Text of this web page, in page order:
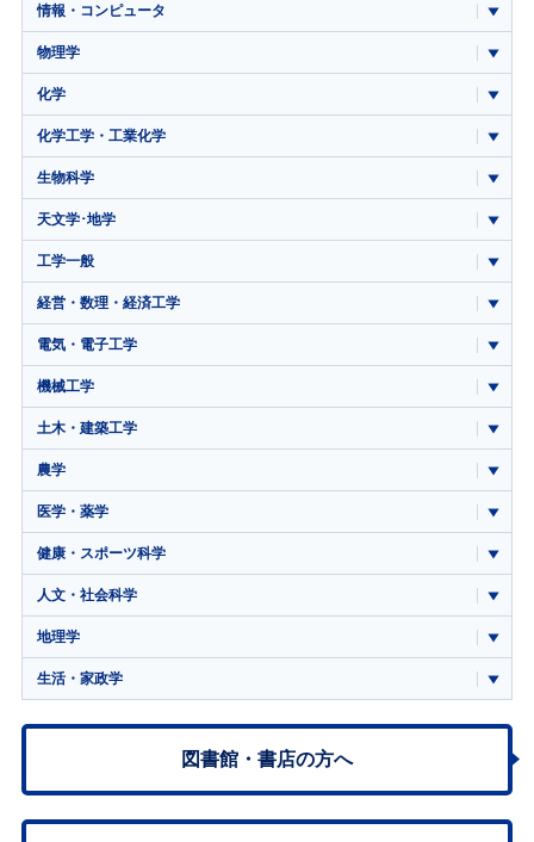
情報・コンピュータ
物理学
化学
化学工学・工業化学
生物科学
天文学･地学
工学一般
経営・数理・経済工学
電気・電子工学
機械工学
土木・建築工学
農学
医学・薬学
健康・スポーツ科学
人文・社会科学
地理学
生活・家政学
図書館・書店の方へ